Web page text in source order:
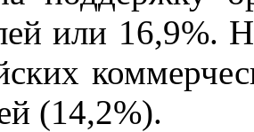
или 16,9%.
(14,2%).